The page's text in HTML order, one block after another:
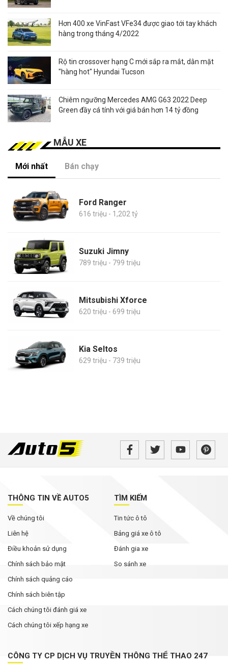
Hơn 400 xe VinFast VFe34 được giao tới tay khách
hàng trong tháng 4/2022
Rộ tin crossover hạng C mới sắp ra mắt, dằn mặt
"hàng hot" Hyundai Tucson
Chiêm ngưỡng Mercedes AMG G63 2022 Deep
Green đầy cá tính với giá bán hơn 14 tỷ đồng
MẪU XE
Mới nhất Bán chạy
Ford Ranger
616 triệu - 1,202 tỷ
Suzuki Jimny
789 triệu - 799 triệu
Mitsubishi Xforce
620 triệu - 699 triệu
Kia Seltos
629 triệu - 739 triệu
THÔNG TIN VỀ AUTO5
Về chúng tôi
Liên hệ
Điều khoản sử dụng
Chính sách bảo mật
Chính sách quảng cáo
Chính sách biên tập
Cách chúng tôi đánh giá xe
Cách chúng tôi xếp hạng xe
TÌM KIẾM
Tin tức ô tô
Bảng giá xe ô tô
Đánh gia xe
So sánh xe
CÔNG TY CP DỊCH VỤ TRUYỀN THÔNG THỂ THAO 247